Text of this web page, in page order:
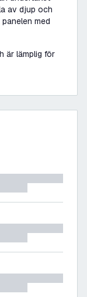
av djup och
med
är lämplig för